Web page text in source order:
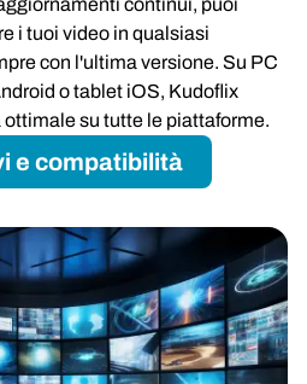
continui, puoi
i tuoi video in qualsiasi
con l'ultima versione. Su PC
o tablet iOS, Kudoflix
su tutte le piattaforme.
e compatibilità